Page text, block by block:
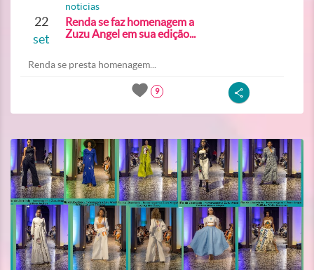
22
set
noticias
Renda se faz homenagem a
Zuzu Angel em sua edição...
Renda se presta homenagem...
9